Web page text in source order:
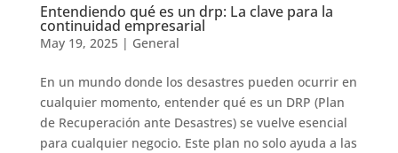
Entendiendo qué es un drp: La clave para la
continuidad empresarial
May 19, 2025| General
En un mundo donde los desastres pueden ocurrir en
cualquier momento, entender qué es un DRP (Plan
de Recuperación ante Desastres) se vuelve esencial
para cualquier negocio. Este plan no solo ayuda a las